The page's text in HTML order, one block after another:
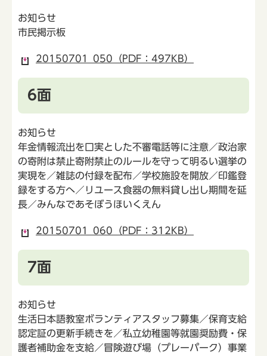
お知らせ
市民掲示板
20150701_050（PDF：497KB）
6面
お知らせ
年金情報流出を口実とした不審電話等に注意／政治家
の寄附は禁止寄附禁止のルールを守って明るい選挙の
実現を／雑誌の付録を配布／学校施設を開放／印鑑登
録をする方へ／リユース食器の無料貸し出し期間を延
長／みんなであそぼうほいくえん
20150701_060（PDF：312KB）
7面
お知らせ
生活日本語教室ボランティアスタッフ募集／保育支給
認定証の更新手続きを／私立幼稚園等就園奨励費・保
護者補助金を支給／冒険遊び場（プレーパーク）事業